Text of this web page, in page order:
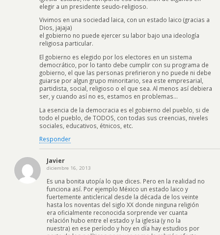
elegir a un presidente seudo-religioso.
Vivimos en una sociedad laica, con un estado laico (gracias a
Dios, jajaja)
el gobierno no puede ejercer su labor bajo una ideología
religiosa particular.
El gobierno es elegido por los electores en un sistema
democrático, por lo tanto debe cumplir con su programa de
gobierno, el que las personas prefirieron y no puede ni debe
guiarse por algun grupo minoritario, sea este empresarial,
partidista, social, religioso o el que sea. Al menos así debiera
ser, y cuando así no es, estamos en problemas…
La esencia de la democracia es el gobierno del pueblo, si de
todo el pueblo, de TODOS, con todas sus creencias, niveles
sociales, educativos, étnicos, etc.
Responder
Javier
diciembre 16, 2013
Es una bonita utopía lo que dices. Pero en la realidad no
funciona así. Por ejemplo México un estado laico y
fuertemente anticlerical desde la década de los veinte
hasta los noventas del siglo XX donde ninguna religión
era oficialmente reconocida sorprende ver cuanta
relación hubo entre el estado y la iglesia (y no la
nuestra) en ese período y hoy en día hay estudios por